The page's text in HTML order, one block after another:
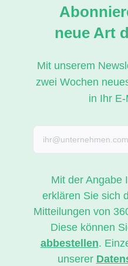
neue Art
Mit unserem
zwei Wochen
in Ihr
Mit der Angabe
erklären Sie sich
Mitteilungen von
Diese können
abbestellen.
unserer